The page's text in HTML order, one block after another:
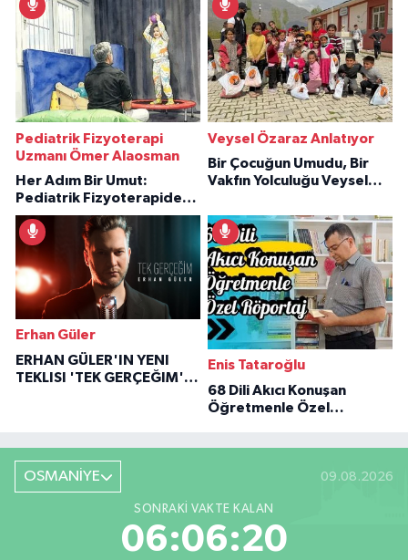
Pediatrik Fizyoterapi
Uzmanı Ömer Alaosman
Her Adım Bir Umut:
Pediatrik Fizyoterapiden
İlham Veren Hikâyeler
Veysel Özaraz Anlatıyor
Bir Çocuğun Umudu, Bir
Vakfın Yolculuğu Veysel
Erhan Güler
ERHAN GÜLER'IN YENI
TEKLISI 'TEK GERÇEĞIM'LE
Enis Tataroğlu
68 Dili Akıcı Konuşan
Öğretmenle Özel
OSMANİYE 09.08.2026
SONRAKI VAKTE KALAN
06:06:19